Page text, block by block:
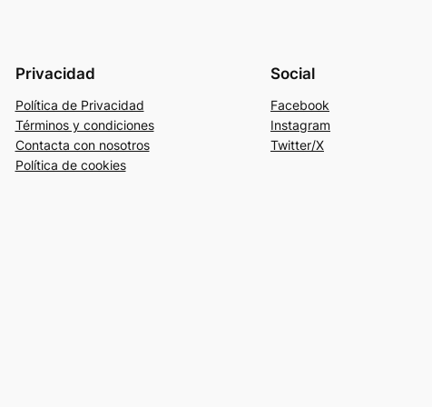
Privacidad
Política de Privacidad
Términos y condiciones
Contacta con nosotros
Política de cookies
Social
Facebook
Instagram
Twitter/X